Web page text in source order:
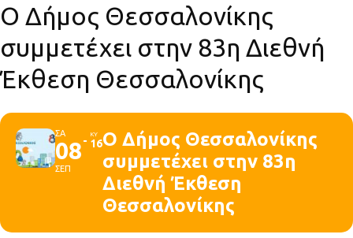
Ο Δήμος Θεσσαλονίκης
συμμετέχει στην 83η Διεθνή
Έκθεση Θεσσαλονίκης
ΣΑ
08
ΣΕΠ
ΚΥ
16Ο Δήμος Θεσσαλονίκης
συμμετέχει στην 83η
Διεθνή Έκθεση
Θεσσαλονίκης